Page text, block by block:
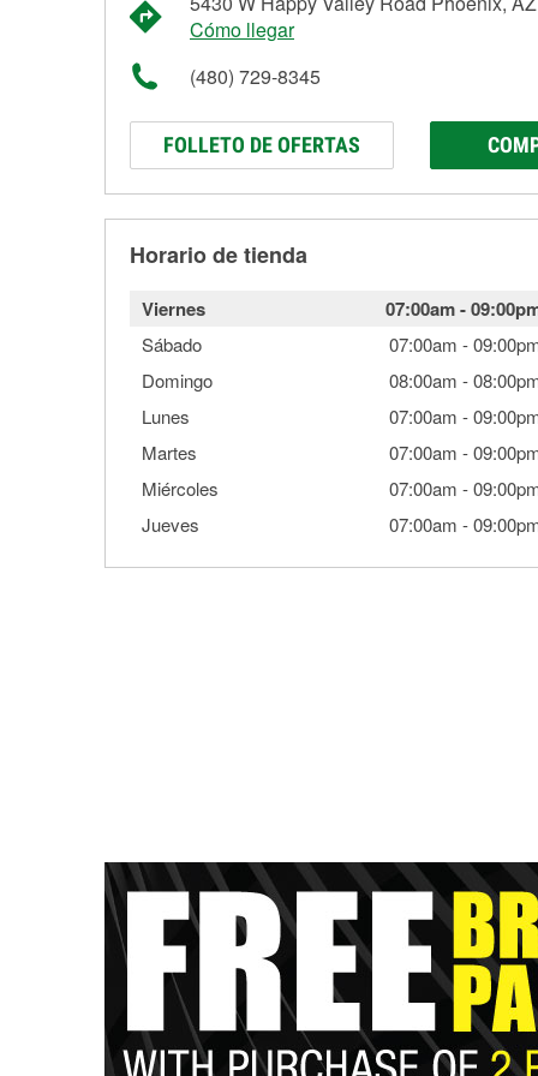
Cómo llegar
(480) 729-8345
FOLLETO DE OFERTAS
Horario de tienda
Viernes 07:00am-
Sábado 07:00am -
Domingo
08:00am -
Lunes
07:00am -
Martes
07:00am -
Miércoles
07:00am -
Jueves
07:00am -